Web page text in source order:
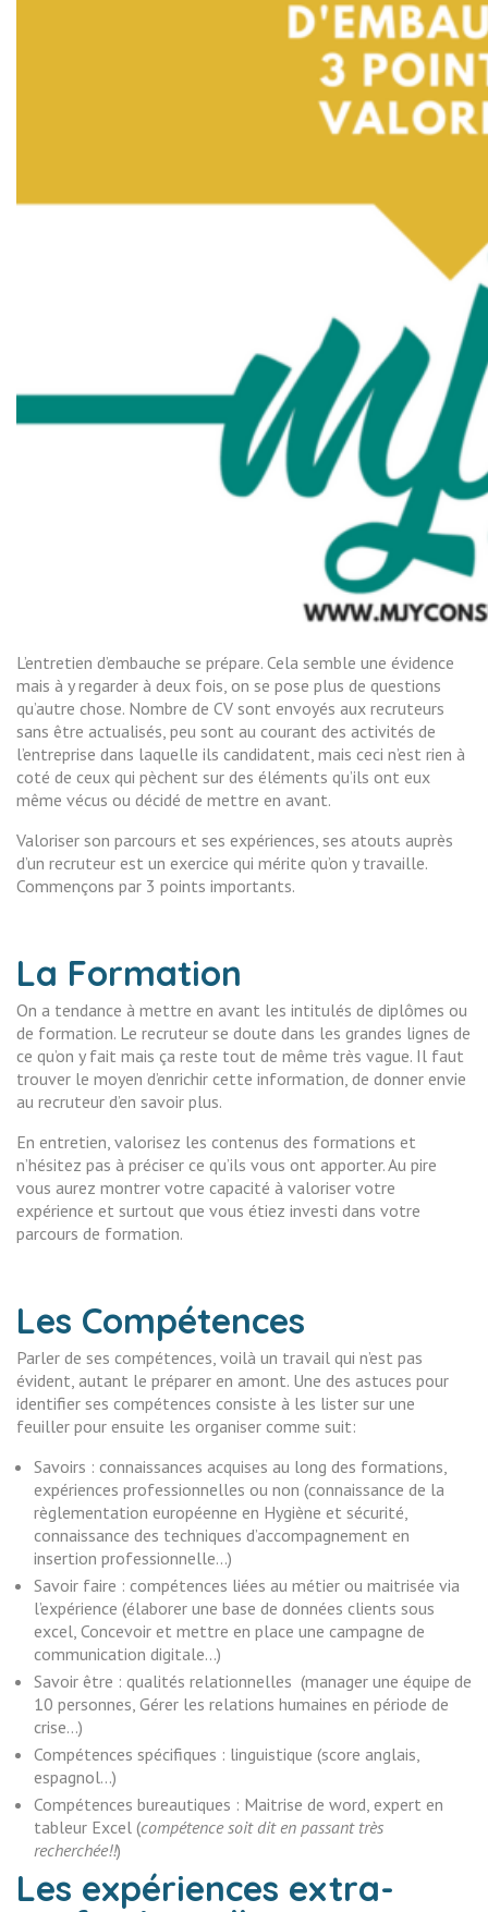
L’entretien d’embauche se prépare. Cela semble une évidence
mais à y regarder à deux fois, on se pose plus de questions
qu’autre chose. Nombre de CV sont envoyés aux recruteurs
sans être actualisés, peu sont au courant des activités de
l’entreprise dans laquelle ils candidatent, mais ceci n’est rien à
coté de ceux qui pèchent sur des éléments qu’ils ont eux
même vécus ou décidé de mettre en avant.
Valoriser son parcours et ses expériences, ses atouts auprès
d’un recruteur est un exercice qui mérite qu’on y travaille.
Commençons par 3 points importants.
La Formation
On a tendance à mettre en avant les intitulés de diplômes ou
de formation. Le recruteur se doute dans les grandes lignes de
ce qu’on y fait mais ça reste tout de même très vague. Il faut
trouver le moyen d’enrichir cette information, de donner envie
au recruteur d’en savoir plus.
En entretien, valorisez les contenus des formations et
n’hésitez pas à préciser ce qu’ils vous ont apporter. Au pire
vous aurez montrer votre capacité à valoriser votre
expérience et surtout que vous étiez investi dans votre
parcours de formation.
Les Compétences
Parler de ses compétences, voilà un travail qui n’est pas
évident, autant le préparer en amont. Une des astuces pour
identifier ses compétences consiste à les lister sur une
feuiller pour ensuite les organiser comme suit:
Savoirs : connaissances acquises au long des formations,
expériences professionnelles ou non (connaissance de la
règlementation européenne en Hygiène et sécurité,
connaissance des techniques d’accompagnement en
insertion professionnelle…)
Savoir faire : compétences liées au métier ou maitrisée via
l’expérience (élaborer une base de données clients sous
excel, Concevoir et mettre en place une campagne de
communication digitale…)
Savoir être : qualités relationnelles (manager une équipe de
10 personnes, Gérer les relations humaines en période de
crise…)
Compétences spécifiques : linguistique (score anglais,
espagnol…)
Compétences bureautiques : Maitrise de word, expert en
tableur Excel (compétence soit dit en passant très
recherchée!!)
Les expériences extra-